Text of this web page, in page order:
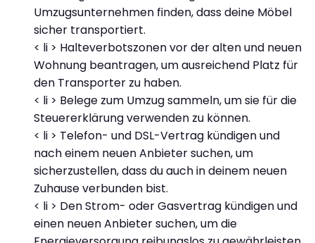
Umzugsunternehmen finden, dass deine Möbel
sicher transportiert.
< li > Halteverbotszonen vor der alten und neuen
Wohnung beantragen, um ausreichend Platz für
den Transporter zu haben.
< li > Belege zum Umzug sammeln, um sie für die
Steuererklärung verwenden zu können.
< li > Telefon- und DSL-Vertrag kündigen und
nach einem neuen Anbieter suchen, um
sicherzustellen, dass du auch in deinem neuen
Zuhause verbunden bist.
< li > Den Strom- oder Gasvertrag kündigen und
einen neuen Anbieter suchen, um die